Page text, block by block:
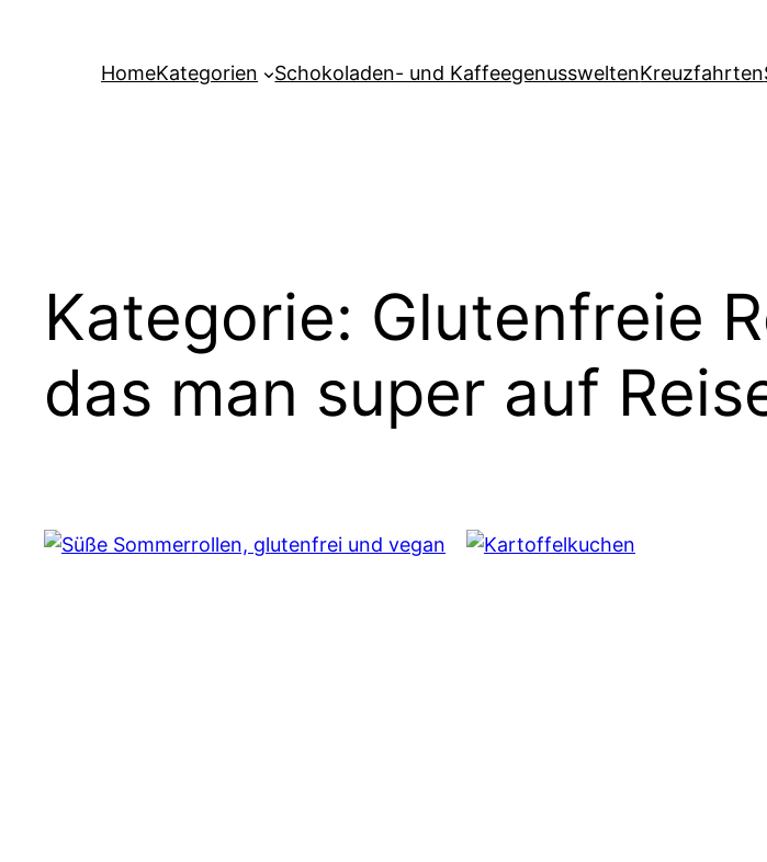
HomeKategorien Schokoladen- und KaffeegenussweltenKreuzfahrten
Kategorie: Glutenfreie
das man super auf